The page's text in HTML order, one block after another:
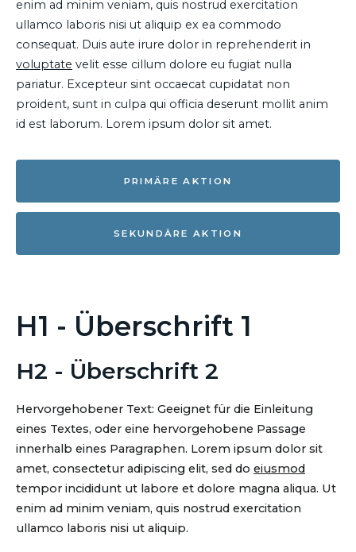
enim ad minim veniam, quis nostrud exercitation
ullamco laboris nisi ut aliquip ex ea commodo
consequat. Duis aute irure dolor in reprehenderit in
voluptate velit esse cillum dolore eu fugiat nulla
pariatur. Excepteur sint occaecat cupidatat non
proident, sunt in culpa qui officia deserunt mollit anim
id est laborum. Lorem ipsum dolor sit amet.
PRIMÄRE AKTION
SEKUNDÄRE AKTION
H1 - Überschrift 1
H2 - Überschrift 2
Hervorgehobener Text: Geeignet für die Einleitung
eines Textes, oder eine hervorgehobene Passage
innerhalb eines Paragraphen. Lorem ipsum dolor sit
amet, consectetur adipiscing elit, sed do eiusmod
tempor incididunt ut labore et dolore magna aliqua. Ut
enim ad minim veniam, quis nostrud exercitation
ullamco laboris nisi ut aliquip.